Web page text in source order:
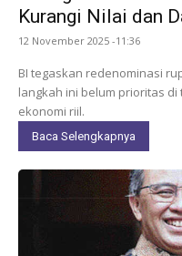
Kurangi Nilai dan
12 November 2025 -11:36
BI tegaskan redenominasi
langkah ini belum prioritas
ekonomi riil.
Baca Selengkapnya